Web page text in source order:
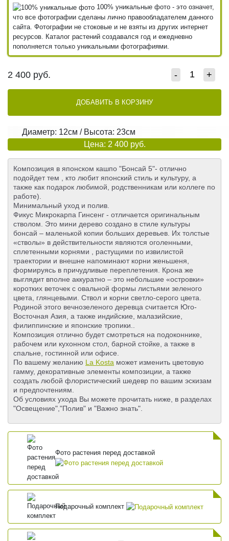
100% уникальные фото - это означет,
что все фотографии сделаны лично правообладателем данного
сайта. Фотографии не стоковые и не взяты из других интернет
ресурсов. Каталог растений создавался год и ежедневно
пополняется только уникальными фотографиями.
2 400 руб. - +
ДОБАВИТЬ В КОРЗИНУ
Диаметр: 12см / Высота: 23см
Цена: 2 400 руб.
Композиция в японском кашпо "Бонсай 5"- отлично
подойдет тем , кто любит японский стиль и культуру, а
также как подарок любимой, родственникам или коллеге по
работе).
Минимальный уход и полив.
Фикус Микрокарпа Гинсенг - отличается оригинальным
стволом. Это мини дерево создано в стиле культуры
бонсай – маленькой копии больших деревьев. Их толстые
«стволы» в действительности являются оголенными,
сплетенными корнями , растущими по извилистой
траектории и внешне напоминают корни женьшеня,
формируясь в причудливые переплетения. Крона же
выглядит вполне аккуратно – это небольшие «островки»
коротких веточек с овальной формы листьями зеленого
цвета, глянцевыми. Ствол и корни светло-серого цвета.
Родиной этого вечнозеленого деревца считается Юго-
Восточная Азия, а также индийские, малазийские,
филиппинские и японские тропики..
Композиция отлично будет смотреться на подоконнике,
рабочем или кухонном стол, барной стойке, а также в
спальне, гостинной или офисе.
По вашему желанию La Kosta может изменить цветовую
гамму, декоративные элементы композиции, а также
создать любой флористический шедевр по вашим эскизам
и предпочтениям.
Об условиях ухода Вы можете прочитать ниже, в разделах
"Освещение","Полив" и "Важно знать".
Фото растения перед доставкой
Подарочный комплект